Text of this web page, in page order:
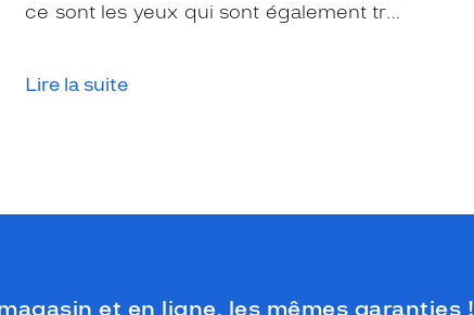
ce sont les yeux qui sont également très
que le temps est couvert, il est donc
Lire la suite
et en ligne, les mêmes garanties !